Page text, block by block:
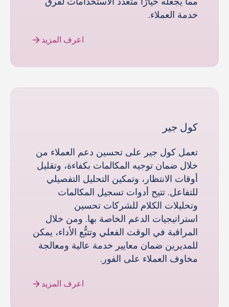
خدمة العملاء.
اعرف المزيد
كول جير
تعمل كول جير على تحسين دعم العملاء من
خلال ضمان توجيه المكالمات بكفاءة، وتقليل
أوقات الانتظار، وتمكين التحليل التفصيلي
للتفاعل. تتيح أدوات تسجيل المكالمات
وتحليلات الكلام للشركات تحسين
استراتيجيات الدعم الخاصة بها. ومن خلال
المراقبة في الوقت الفعلي وتتبُّع الأداء، يمكن
للمديرين ضمان معايير خدمة عالية ومعالجة
مخاوف العملاء على الفور.
اعرف المزيد